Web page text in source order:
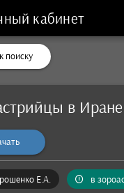
кабинет
поиску
в
Е.А. в